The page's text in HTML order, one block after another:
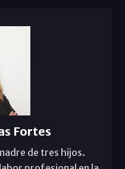
Fortes
de tres hijos.